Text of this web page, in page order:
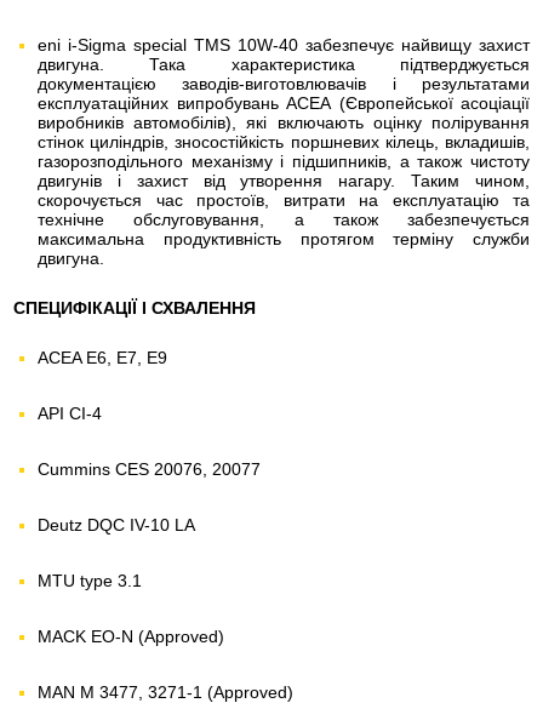
eni i-Sigma special TMS 10W-40 забезпечує найвищу захист
двигуна. Така характеристика підтверджується
документацією заводів-виготовлювачів і результатами
експлуатаційних випробувань АСЕА (Європейської асоціації
виробників автомобілів), які включають оцінку полірування
стінок циліндрів, зносостійкість поршневих кілець, вкладишів,
газорозподільного механізму і підшипників, а також чистоту
двигунів і захист від утворення нагару. Таким чином,
скорочується час простоїв, витрати на експлуатацію та
технічне обслуговування, а також забезпечується
максимальна продуктивність протягом терміну служби
двигуна.
СПЕЦИФІКАЦІЇ І СХВАЛЕННЯ
ACEA E6, E7, E9
API CI-4
Cummins CES 20076, 20077
Deutz DQC IV-10 LA
MTU type 3.1
MACK EO-N (Approved)
MAN M 3477, 3271-1 (Approved)